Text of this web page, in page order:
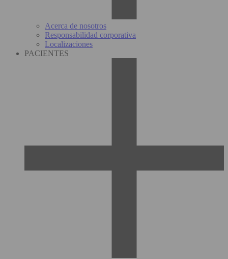
Acerca de nosotros
Responsabilidad corporativa
Localizaciones
PACIENTES